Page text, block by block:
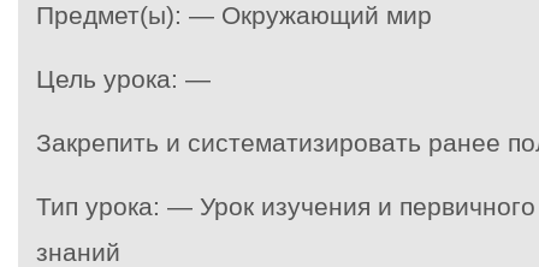
Предмет(ы): — Окружающий мир
Цель урока: —
Закрепить и систематизировать ранее
Тип урока: — Урок изучения и
знаний